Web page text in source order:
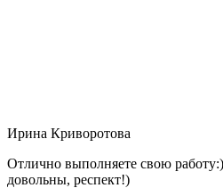
Ирина Криворотова
Отлично выполняете свою
довольны, респект!)